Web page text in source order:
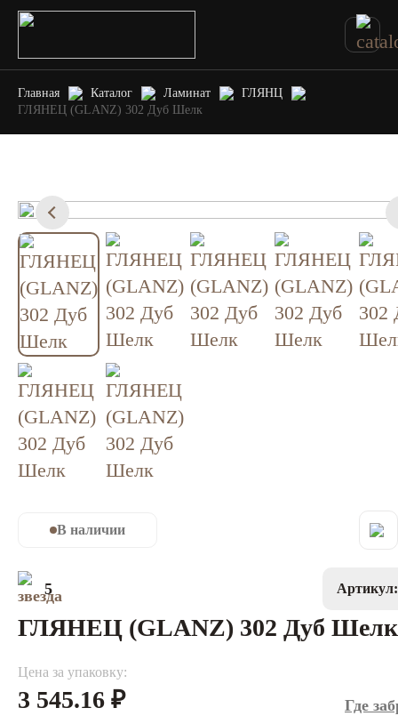
Главная Каталог Ламинат
ГЛЯНЦ
ГЛЯНЕЦ (GLANZ) 302 Дуб Шелк
В наличии
ГЛЯНЕЦ (GLANZ) 302 Дуб Шелк
5
Цена за упаковку:
3 545.16 ₽ Где